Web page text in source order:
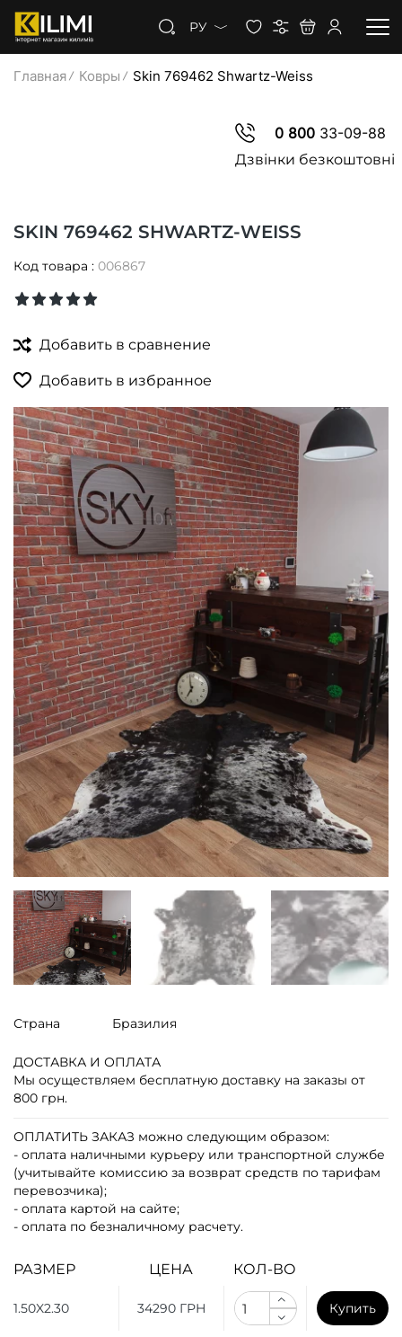
РУ
Главная Ковры Skin 769462 Shwartz-Weiss
0 80033-09-88
Дзвінки безкоштовні
SKIN 769462 SHWARTZ-WEISS
Код товара : 006867
Добавить в сравнение
Добавить в избранное
Страна Бразилия
ДОСТАВКА И ОПЛАТА
Мы осуществляем бесплатную доставку на заказы от
800 грн.
ОПЛАТИТЬ ЗАКАЗ можно следующим образом:
- оплата наличными курьеру или транспортной службе
(учитывайте комиссию за возврат средств по тарифам
перевозчика);
- оплата картой на сайте;
- оплата по безналичному расчету.
РАЗМЕР ЦЕНА КОЛ-ВО
1.50X2.30 34290 ГРН Купить